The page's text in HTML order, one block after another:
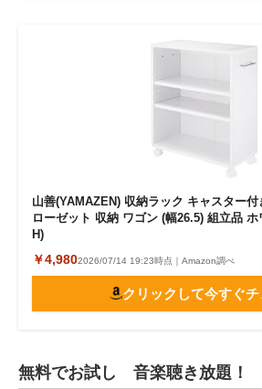
山善(YAMAZEN) 収納ラック キャスター
ローゼット 収納 ワゴン (幅26.5) 組立品
H)
￥4,9802026/07/14 19:23時点｜Amazon調べ
クリックして今すぐチ
無料でお試し 音楽聴き放題！